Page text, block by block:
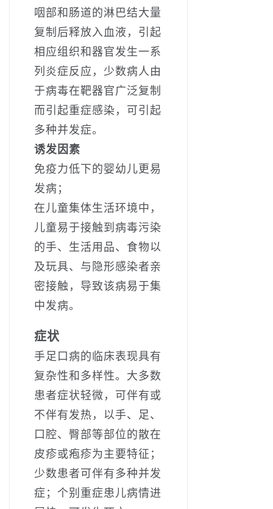
咽部和肠道的淋巴结大量
复制后释放入血液，引起
相应组织和器官发生一系
列炎症反应，少数病人由
于病毒在靶器官广泛复制
而引起重症感染，可引起
多种并发症。
诱发因素
免疫力低下的婴幼儿更易
发病；
在儿童集体生活环境中，
儿童易于接触到病毒污染
的手、生活用品、食物以
及玩具、与隐形感染者亲
密接触，导致该病易于集
中发病。
症状
手足口病的临床表现具有
复杂性和多样性。大多数
患者症状轻微，可伴有或
不伴有发热，以手、足、
口腔、臀部等部位的散在
皮疹或疱疹为主要特征；
少数患者可伴有多种并发
症；个别重症患儿病情进